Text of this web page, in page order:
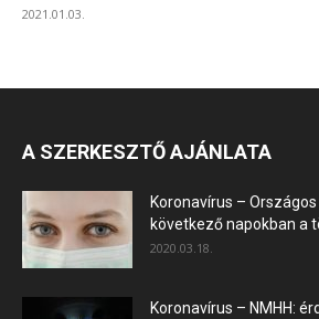
2021.01.03.
A SZERKESZTŐ AJÁNLATA
Koronavírus –
következő napokban a
2020.03.18.
Koronavírus – NMHH: